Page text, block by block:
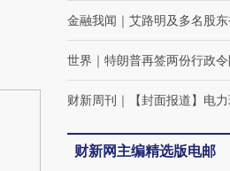
金融我闻 ｜ 艾路明及多名股
世界 ｜ 特朗普再签两份行政
财新周刊 ｜ 【封面报道】电
财新网主编精选版电邮